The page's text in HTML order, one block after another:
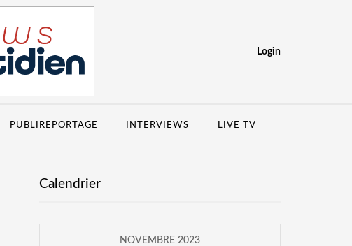
Login
PUBLIREPORTAGE INTERVIEWS LIVE TV
Calendrier
NOVEMBRE 2023